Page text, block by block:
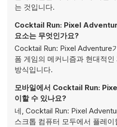
는 것입니다.
Cocktail Run: Pixel
요소는 무엇인가요?
Cocktail Run: Pixel Adventure
폼 게임의 메커니즘과 현대적
방식입니다.
모바일에서 Cocktail Run:
이할 수 있나요?
네, Cocktail Run: Pixel
스크톱 컴퓨터 모두에서 플레